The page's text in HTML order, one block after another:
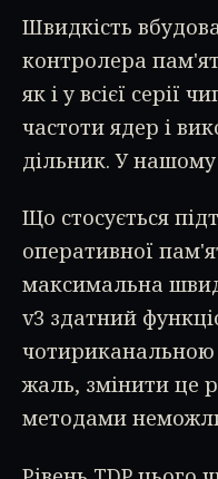
Швидкість
контролера
як і у всієї серії
частоти ядер і
дільник. У
Що стосується
оперативної
максимальна
v3 здатний
чотириканальною
жаль, змінити це
методами